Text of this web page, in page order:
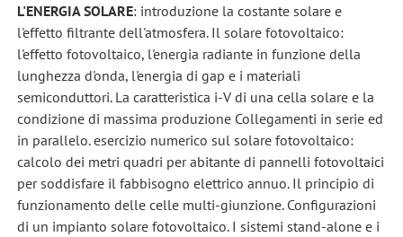
L'ENERGIA SOLARE: introduzione la costante solare e
l'effetto filtrante dell'atmosfera. Il solare fotovoltaico:
l'effetto fotovoltaico, l'energia radiante in funzione della
lunghezza d'onda, l'energia di gap e i materiali
semiconduttori. La caratteristica i-V di una cella solare e la
condizione di massima produzione Collegamenti in serie ed
in parallelo. esercizio numerico sul solare fotovoltaico:
calcolo dei metri quadri per abitante di pannelli fotovoltaici
per soddisfare il fabbisogno elettrico annuo. Il principio di
funzionamento delle celle multi-giunzione. Configurazioni
di un impianto solare fotovoltaico. I sistemi stand-alone e i